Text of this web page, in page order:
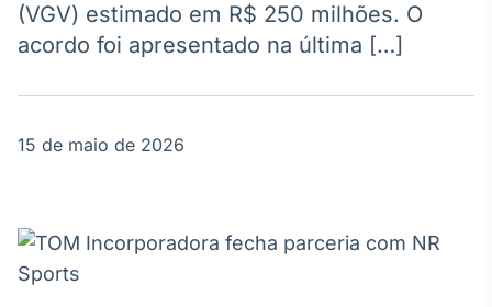
Os bastidores da
política em
tempo real
(VGV) estimado em R$ 250 milhões. O
acordo foi apresentado na última […]
15 de maio de 2026